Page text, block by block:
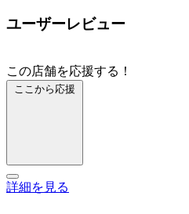
ユーザーレビュー
この店舗を応援する！
ここから応援
詳細を見る